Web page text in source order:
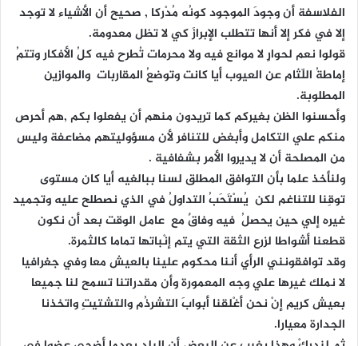
الفلاسفة أن وجودَ الموجود كونُه مُدْركا , صحيح أن الأشياء لا توجد
إلا في فكر إلا أنها تتطلب الإبرازَ كي لا تظل معدومة.
قولوا نعم لحوارٍ لا موانع فيه ولا محرمات تُطرح فيه كلُ الأفكار وتتمُ
إماطةُ اللّثام عن العيوب أيا كانت وتوضعُ المقاربات والموازين
المطلوبة.
وأحسنوا الظن بغيركم كما تريدون منهم أن يفعلوا بكم ,هم أحرص
منكم علي التكامل وأبغض للتنافر لأن مسؤوليتهم مضاعفة وليس
من المصلحة أن لا يديروا الأمر بشفافية .
ولنأخذ علما بأن التوافق المطلق لسنا ببالغيه أيا كان مستوى
توقِنا للتناغم لكن يُسْتَحَبُ التداولُ في الذي نصطلح عليه وتجميد
غيره إلي حين يحصلُ فيه وفاقٌ مع عامل الوقت بعد أن نكون
قطعنا أشواطا لزرع الثقة التي يتم إنْباتها تماما كالثمرة.
وقد توافقونني الرأي أننا محكوم علينا بالعيش معا وفي جغرافيا
لا نملك غيرها علي وجه المعمورة وأن مقدراتنا تسمح لنا جميعا
بعيش كريم إنْ نحن أغْلقنا أبوابَ التشرذُم والتشتيتِ واتخذنا
الجدارة معيارا.